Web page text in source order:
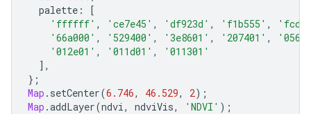
palette :
[
'ffffff' , 'ce7e45' , 'df923d' , 'f1b555' ,
'66a000' , '529400' , '3e8601' , '207401' ,
'012e01' , '011d01' ,
'011301'
],
};
Map . setCenter(6.746, 46.529, 2);
Map .addLayer(ndvi, ndviVis, 'NDVI' );